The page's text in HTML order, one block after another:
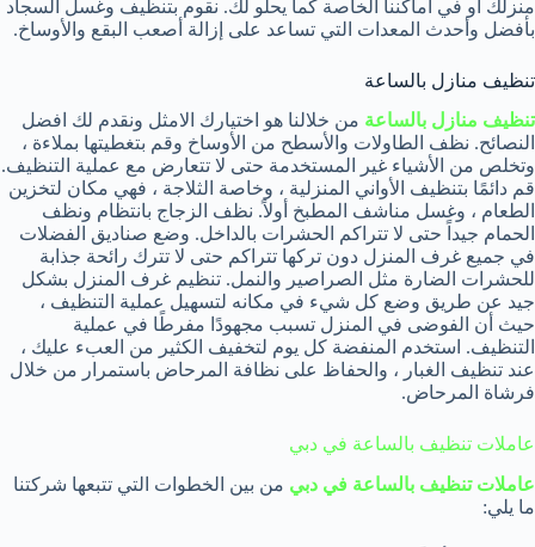
منزلك أو في أماكننا الخاصة كما يحلو لك. نقوم بتنظيف وغسل السجاد
بأفضل وأحدث المعدات التي تساعد على إزالة أصعب البقع والأوساخ.
تنظيف منازل بالساعة
تنظيف منازل بالساعة من خلالنا هو اختيارك الامثل ونقدم لك افضل
النصائح. نظف الطاولات والأسطح من الأوساخ وقم بتغطيتها بملاءة ،
وتخلص من الأشياء غير المستخدمة حتى لا تتعارض مع عملية التنظيف.
قم دائمًا بتنظيف الأواني المنزلية ، وخاصة الثلاجة ، فهي مكان لتخزين
الطعام ، وغسل مناشف المطبخ أولاً. نظف الزجاج بانتظام ونظف
الحمام جيداً حتى لا تتراكم الحشرات بالداخل. وضع صناديق الفضلات
في جميع غرف المنزل دون تركها تتراكم حتى لا تترك رائحة جذابة
للحشرات الضارة مثل الصراصير والنمل. تنظيم غرف المنزل بشكل
جيد عن طريق وضع كل شيء في مكانه لتسهيل عملية التنظيف ،
حيث أن الفوضى في المنزل تسبب مجهودًا مفرطًا في عملية
التنظيف. استخدم المنفضة كل يوم لتخفيف الكثير من العبء عليك ،
عند تنظيف الغبار ، والحفاظ على نظافة المرحاض باستمرار من خلال
فرشاة المرحاض.
عاملات تنظيف بالساعة في دبي
عاملات تنظيف بالساعة في دبي من بين الخطوات التي تتبعها شركتنا
ما يلي: